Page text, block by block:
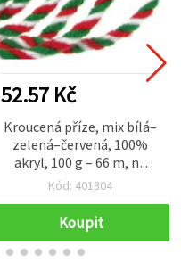
52.57 Kč
Kroucená příze, mix bílá–
zelená–červená, 100%
akryl, 100 g – 66 m, na
háčkování a pletení
Kód: 401304
Koupit